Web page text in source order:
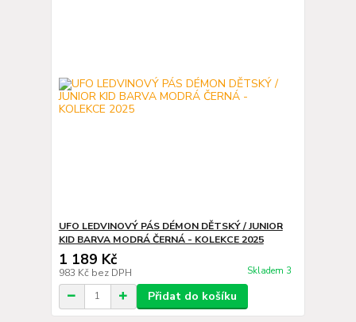
UFO LEDVINOVÝ PÁS DÉMON DĚTSKÝ / JUNIOR
KID BARVA MODRÁ ČERNÁ - KOLEKCE 2025
1 189 Kč
983 Kč bez DPH Skladem 3
Přidat do košíku